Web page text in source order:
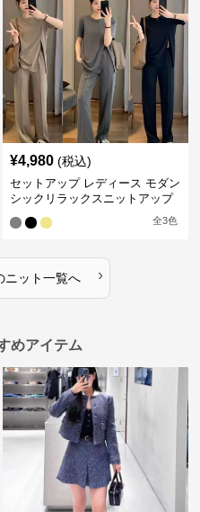
¥4,980 (税込)
セットアップ レディース モダン
シックリラックスニットアップ
全3色
ニット一覧へ ›
めアイテム